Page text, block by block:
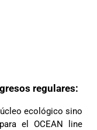
regulares:
ecológico sino
el OCEAN line